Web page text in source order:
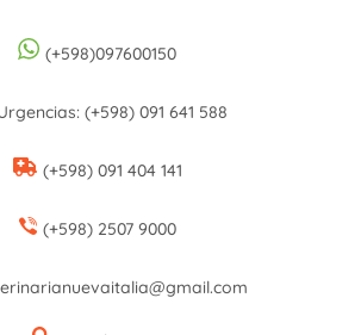
(+598)097600150
(+598) 091 641 588
(+598) 091 404 141
(+598) 2507 9000